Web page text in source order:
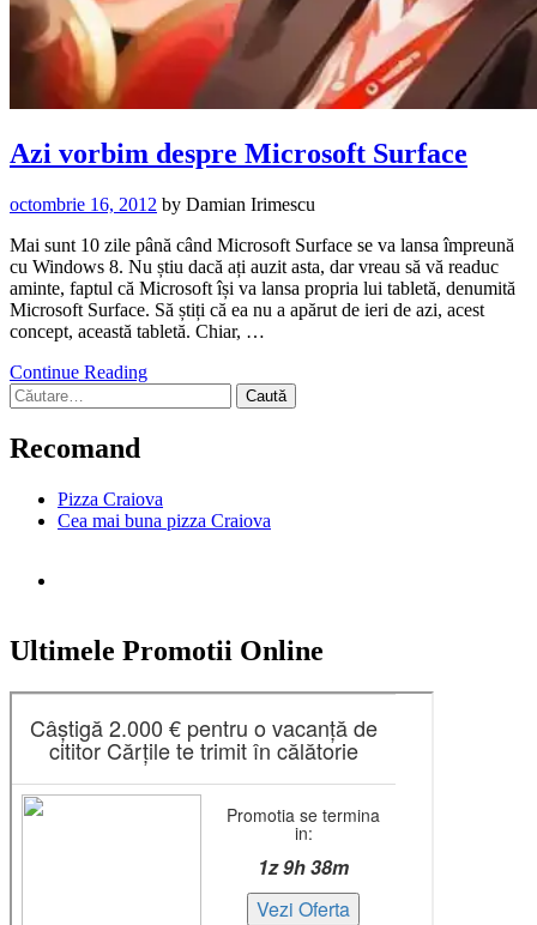
Azi vorbim despre Microsoft Surface
octombrie 16, 2012 by Damian Irimescu
Mai sunt 10 zile până când Microsoft Surface se va lansa împreună
cu Windows 8. Nu știu dacă ați auzit asta, dar vreau să vă readuc
aminte, faptul că Microsoft își va lansa propria lui tabletă, denumită
Microsoft Surface. Să știți că ea nu a apărut de ieri de azi, acest
concept, această tabletă. Chiar, …
Continue Reading
Caută
după:
Recomand
Pizza Craiova
Cea mai buna pizza Craiova
Ultimele Promotii Online